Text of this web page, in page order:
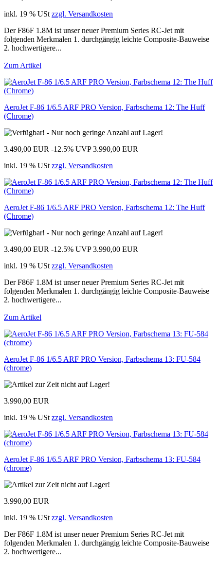
inkl. 19 % USt zzgl. Versandkosten
Der F86F 1.8M ist unser neuer Premium Series RC-Jet mit
folgenden Merkmalen 1. durchgängig leichte Composite-Bauweise
2. hochwertigere...
Zum Artikel
AeroJet F-86 1/6.5 ARF PRO Version, Farbschema 12: The Huff
(Chrome)
3.490,00 EUR -12.5% UVP 3.990,00 EUR
inkl. 19 % USt zzgl. Versandkosten
AeroJet F-86 1/6.5 ARF PRO Version, Farbschema 12: The Huff
(Chrome)
3.490,00 EUR -12.5% UVP 3.990,00 EUR
inkl. 19 % USt zzgl. Versandkosten
Der F86F 1.8M ist unser neuer Premium Series RC-Jet mit
folgenden Merkmalen 1. durchgängig leichte Composite-Bauweise
2. hochwertigere...
Zum Artikel
AeroJet F-86 1/6.5 ARF PRO Version, Farbschema 13: FU-584
(chrome)
3.990,00 EUR
inkl. 19 % USt zzgl. Versandkosten
AeroJet F-86 1/6.5 ARF PRO Version, Farbschema 13: FU-584
(chrome)
3.990,00 EUR
inkl. 19 % USt zzgl. Versandkosten
Der F86F 1.8M ist unser neuer Premium Series RC-Jet mit
folgenden Merkmalen 1. durchgängig leichte Composite-Bauweise
2. hochwertigere...